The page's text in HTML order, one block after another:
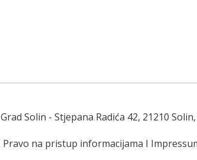
Grad Solin - Stjepana Radića 42, 21210
Pravo na pristup informacijama I